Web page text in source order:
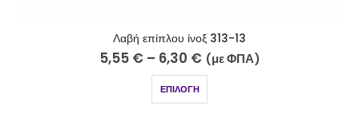
Λαβή επίπλου ίνοξ 313-13
5,55 € – 6,30 € (με ΦΠΑ)
ΕΠΙΛΟΓΉ